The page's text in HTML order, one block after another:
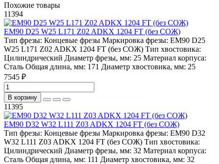
Похожие товары
11394
EM90 D25 W25 L171 Z02 ADKX 1204 FT (без СОЖ)
Тип фрезы: Концевые фрезы Маркировка фрезы: EM90 D25
W25 L171 Z02 ADKX 1204 FT (без СОЖ) Тип хвостовика:
Цилиндрический Диаметр фрезы, мм: 25 Материал корпуса:
Сталь Общая длина, мм: 171 Диаметр хвостовика, мм: 25
7545 ₽
В корзину
11395
EM90 D32 W32 L111 Z03 ADKX 1204 FT (без СОЖ)
Тип фрезы: Концевые фрезы Маркировка фрезы: EM90 D32
W32 L111 Z03 ADKX 1204 FT (без СОЖ) Тип хвостовика:
Цилиндрический Диаметр фрезы, мм: 32 Материал корпуса:
Сталь Общая длина, мм: 111 Диаметр хвостовика, мм: 32